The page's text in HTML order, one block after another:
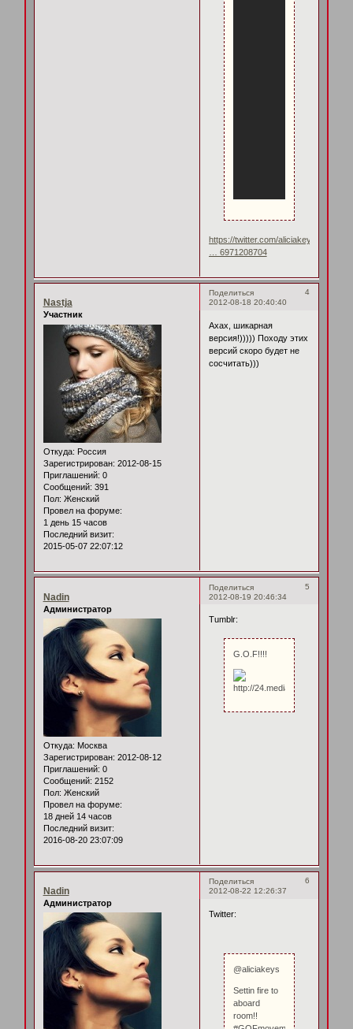
https://twitter.com/aliciakeys/status/2
… 6971208704
Поделиться
4
2012-08-18 20:40:40
Nastja
Участник
Откуда: Россия
Зарегистрирован: 2012-08-15
Приглашений: 0
Сообщений: 391
Пол: Женский
Провел на форуме:
1 день 15 часов
Последний визит:
2015-05-07 22:07:12
Ахах, шикарная
версия!))))) Походу этих
версий скоро будет не
сосчитать)))
Поделиться
5
2012-08-19 20:46:34
Nadin
Администратор
Откуда: Москва
Зарегистрирован: 2012-08-12
Приглашений: 0
Сообщений: 2152
Пол: Женский
Провел на форуме:
18 дней 14 часов
Последний визит:
2016-08-20 23:07:09
Tumblr:
G.O.F!!!!
Поделиться
6
2012-08-22 12:26:37
Nadin
Администратор
Twitter:
@aliciakeys
Settin fire to
aboard
room!!